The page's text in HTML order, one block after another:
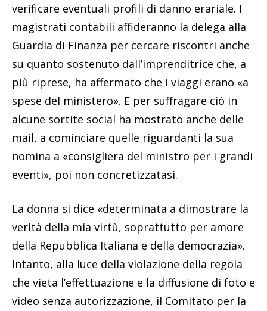
verificare eventuali profili di danno erariale. I
magistrati contabili affideranno la delega alla
Guardia di Finanza per cercare riscontri anche
su quanto sostenuto dall’imprenditrice che, a
più riprese, ha affermato che i viaggi erano «a
spese del ministero». E per suffragare ciò in
alcune sortite social ha mostrato anche delle
mail, a cominciare quelle riguardanti la sua
nomina a «consigliera del ministro per i grandi
eventi», poi non concretizzatasi.
La donna si dice «determinata a dimostrare la
verità della mia virtù, soprattutto per amore
della Repubblica Italiana e della democrazia».
Intanto, alla luce della violazione della regola
che vieta l’effettuazione e la diffusione di foto e
video senza autorizzazione, il Comitato per la